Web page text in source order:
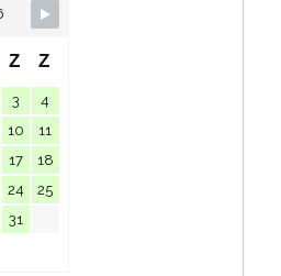
Z Z
3
4
10
11
17
18
24
25
31